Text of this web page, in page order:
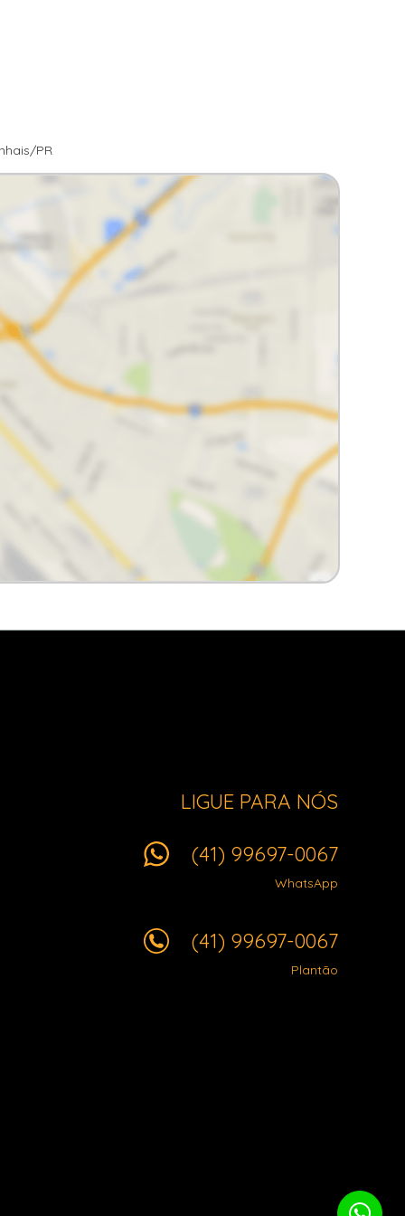
PR
LIGUE PARA NÓS
(41) 99697-0067
WhatsApp
(41) 99697-0067
Plantão